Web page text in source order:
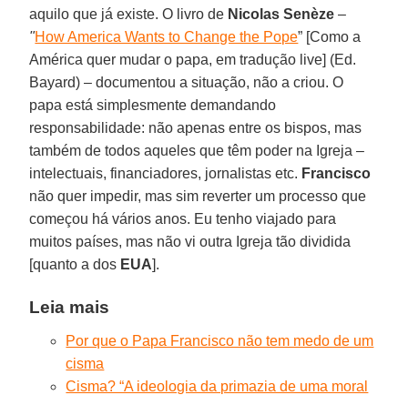
aquilo que já existe. O livro de Nicolas Senèze –
"How America Wants to Change the Pope” [Como a
América quer mudar o papa, em tradução live] (Ed.
Bayard) – documentou a situação, não a criou. O
papa está simplesmente demandando
responsabilidade: não apenas entre os bispos, mas
também de todos aqueles que têm poder na Igreja –
intelectuais, financiadores, jornalistas etc. Francisco
não quer impedir, mas sim reverter um processo que
começou há vários anos. Eu tenho viajado para
muitos países, mas não vi outra Igreja tão dividida
[quanto a dos EUA].
Leia mais
Por que o Papa Francisco não tem medo de um
cisma
Cisma? “A ideologia da primazia de uma moral